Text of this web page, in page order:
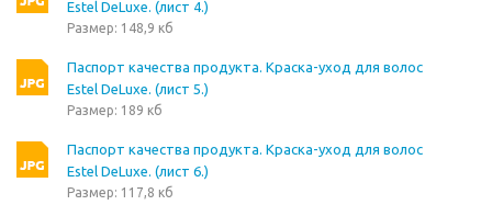
Estel DeLuxe. (лист 4.)
Размер: 148,9 кб
Паспорт качества продукта. Краска-уход для волос
Estel DeLuxe. (лист 5.)
Размер: 189 кб
Паспорт качества продукта. Краска-уход для волос
Estel DeLuxe. (лист 6.)
Размер: 117,8 кб